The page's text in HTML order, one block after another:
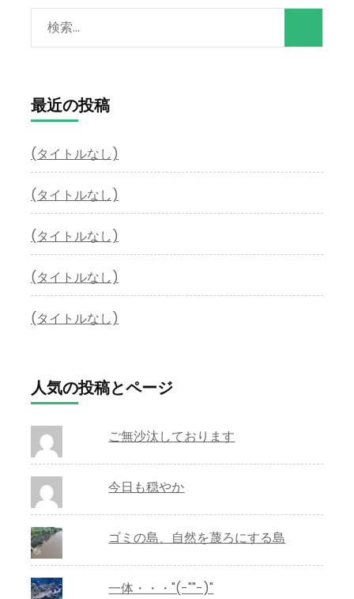
検
索:
最近の投稿
(タイトルなし)
(タイトルなし)
(タイトルなし)
(タイトルなし)
(タイトルなし)
人気の投稿とページ
ご無沙汰しております
今日も穏やか
ゴミの島、自然を蔑ろにする島
一体・・・"(-""-)"